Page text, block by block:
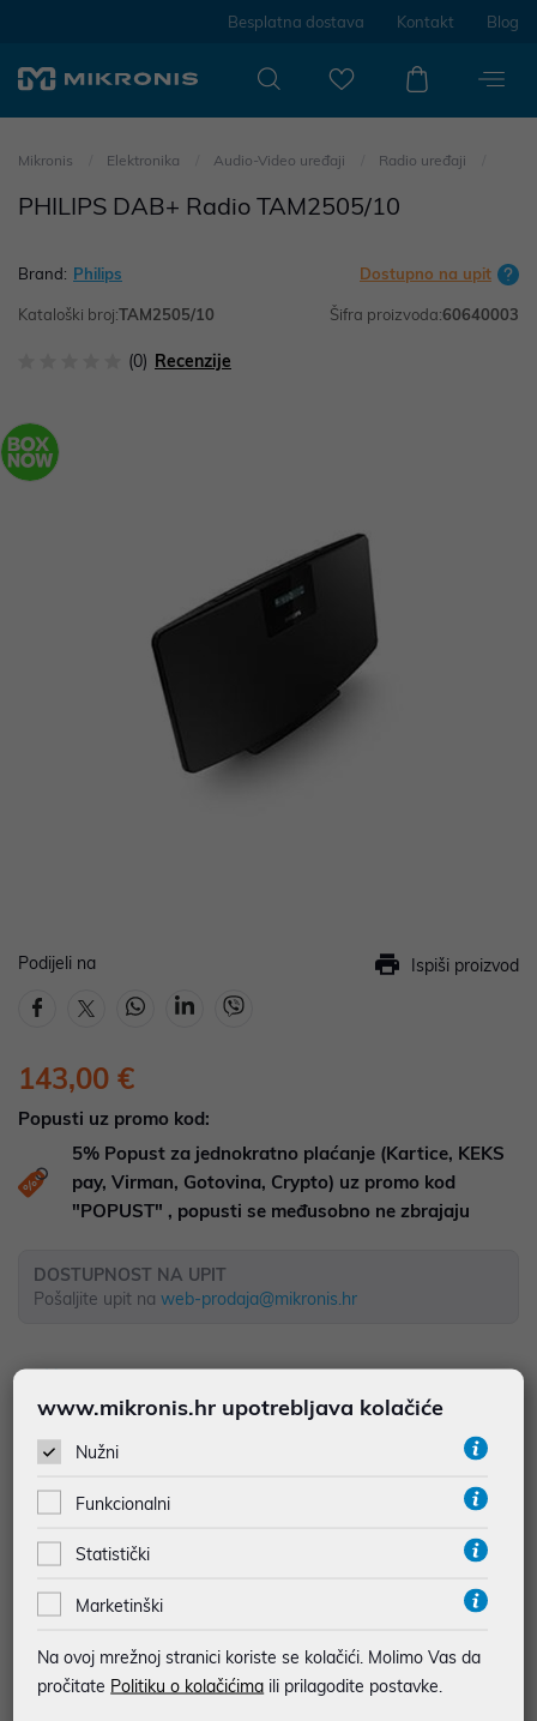
Besplatna dostava Kontakt Blog
Mikronis Elektronika Audio-Video uređaji Radio uređaji
PHILIPS DAB+ Radio TAM2505/10
Brand: Philips Dostupno na upit
Kataloški broj:TAM2505/10 Šifra proizvoda:60640003
(0) Recenzije
Podijeli na Ispiši proizvod
143,00 €
Popusti uz promo kod:
5% Popust za jednokratno plaćanje (Kartice, KEKS
pay, Virman, Gotovina, Crypto) uz promo kod
"POPUST" , popusti se međusobno ne zbrajaju
DOSTUPNOST NA UPIT
Pošaljite upit na web-prodaja@mikronis.hr
najam za pravne osobe od 12 do 36 mj. već od
JAMSTVO 24 MJ.
BESPLATNA DOSTAVA ZA NARUDŽBE IZNAD 66,36€
www.mikronis.hr upotrebljava kolačiće
Nužni
Funkcionalni
Statistički
Marketinški
Na ovoj mrežnoj stranici koriste se kolačići. Molimo Vas da
pročitate Politiku o kolačićima ili prilagodite postavke.